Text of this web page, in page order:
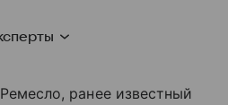
ранее известный